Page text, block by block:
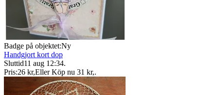
Badge på objektet:Ny
Handgjort kort dop
Sluttid11 aug 12:34.
Pris:26 kr,Eller Köp nu 31 kr,.